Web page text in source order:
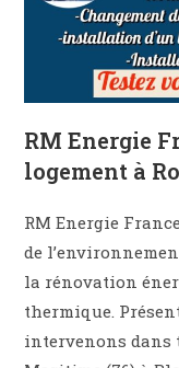
RM Energie
logement à
RM Energie
de
la rénovation
thermique.
intervenons dans